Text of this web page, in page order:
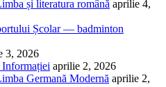
și literatura română aprilie 4,
Școlar — badminton
3, 2026
aprilie 2, 2026
Germană Modernă aprilie 2,